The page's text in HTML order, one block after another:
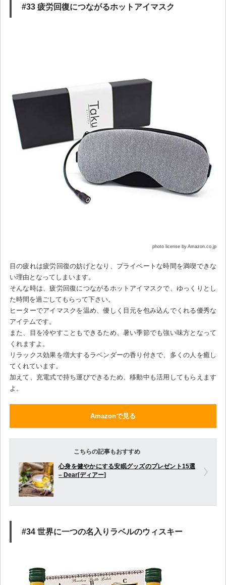
#33 疲労回復につながるホットアイマスク
photo license by Amazon.co.jp
目の疲れは疲労回復の妨げとなり、プライベートな時間を満喫できな
い理由となってしまいます。
そんな時は、疲労回復につながるホットアイマスクで、ゆっくりとし
た時間を過ごしてもらって下さい。
ヒーターでアイマスクを温め、優しく目元を包み込んでくれる優秀な
アイテムです。
また、目を冷やすこともできるため、暑い季節でも強い味方となって
くれますよ。
リラックス効果を増大するラベンダーの香り付きで、多くの人を癒し
てくれています。
加えて、充電式で持ち運びできるため、移動中も活用してもらえます
よ。
Amazonで見る
こちらの記事もおすすめ
心身を健やかにする安眠グッズのプレゼント15選
– Dear[ディアー]
#34 世界に一つの名入りラベルのウィスキー